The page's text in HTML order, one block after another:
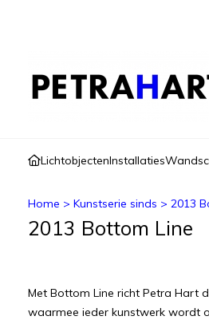
LichtobjectenInstallaties
Home > Kunstserie sinds > 2013
2013 Bottom Line
Met Bottom Line richt Petra Hart
waarmee ieder kunstwerk wordt